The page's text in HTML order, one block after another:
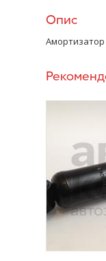
Опис
Амортизатор